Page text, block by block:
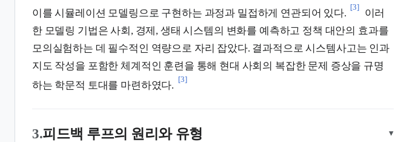
이를 시뮬레이션 모델링으로 구현하는 과정과 밀접하게 연관되어 있다.
[3]
이러
한 모델링 기법은 사회, 경제, 생태 시스템의 변화를 예측하고 정책 대안의 효과를
모의실험하는 데 필수적인 역량으로 자리 잡았다. 결과적으로 시스템사고는 인과
지도 작성을 포함한 체계적인 훈련을 통해 현대 사회의 복잡한 문제 증상을 규명
하는 학문적 토대를 마련하였다.
[3]
3.피드백 루프의 원리와 유형 ▾